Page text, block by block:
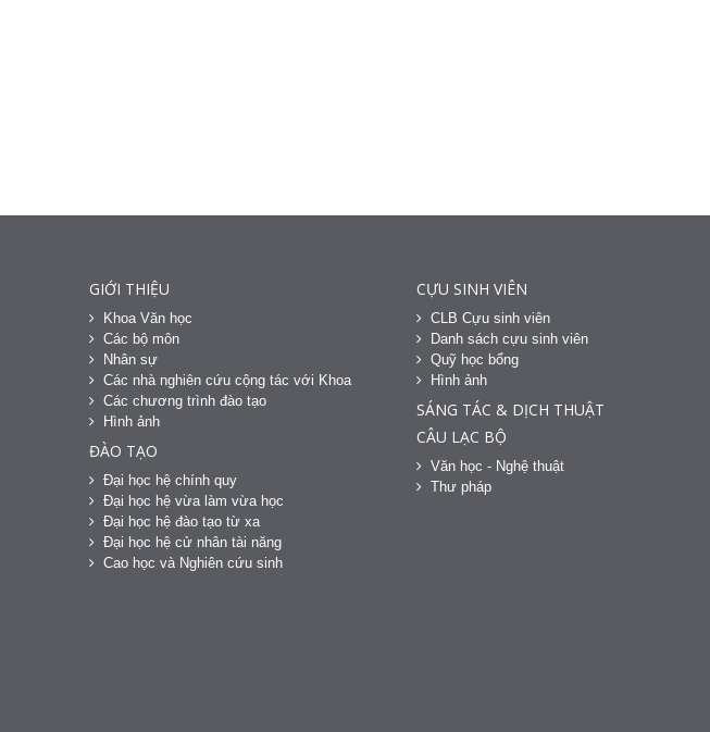
GIỚI THIỆU
Khoa Văn học
Các bộ môn
Nhân sự
Các nhà nghiên cứu cộng tác với Khoa
Các chương trình đào tạo
Hình ảnh
ĐÀO TẠO
Đại học hệ chính quy
Đại học hệ vừa làm vừa học
Đại học hệ đào tạo từ xa
Đại học hệ cử nhân tài năng
Cao học và Nghiên cứu sinh
CỰU SINH VIÊN
CLB Cựu sinh viên
Danh sách cựu sinh viên
Quỹ học bổng
Hình ảnh
SÁNG TÁC & DỊCH THUẬT
CÂU LẠC BỘ
Văn học - Nghệ thuật
Thư pháp